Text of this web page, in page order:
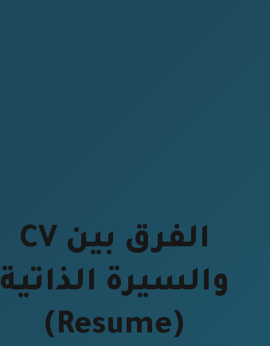
الفرق بين CV
والسيرة الذاتية
(Resume)